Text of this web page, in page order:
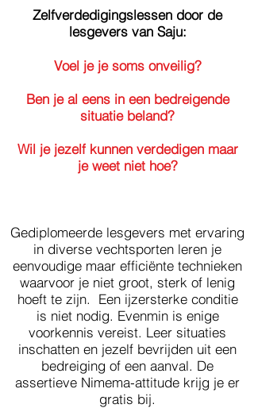
Zelfverdedigingslessen door de
lesgevers van Saju:
Voel je je soms onveilig?
Ben je al eens in een bedreigende
situatie beland?
Wil je jezelf kunnen verdedigen maar
je weet niet hoe?
Gediplomeerde lesgevers met ervaring
in diverse vechtsporten leren je
eenvoudige maar efficiënte technieken
waarvoor je niet groot, sterk of lenig
hoeft te zijn. Een ijzersterke conditie
is niet nodig. Evenmin is enige
voorkennis vereist. Leer situaties
inschatten en jezelf bevrijden uit een
bedreiging of een aanval. De
assertieve Nimema-attitude krijg je er
gratis bij.